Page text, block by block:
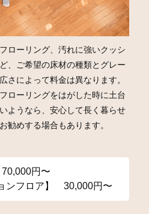
ローリング、汚れに強いクッシ
、ご希望の床材の種類とグレー
さによって料金は異なります。
ローリングをはがした時に土台
ようなら、安心して長く暮らせ
勧めする場合もあります。
円〜
ンフロア】 30,000円〜